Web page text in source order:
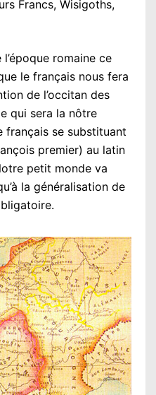
Francs, Wisigoths,
romaine ce
le français nous fera
de l’occitan des
qui sera la nôtre
français se substituant
premier) au latin
petit monde va
la généralisation de